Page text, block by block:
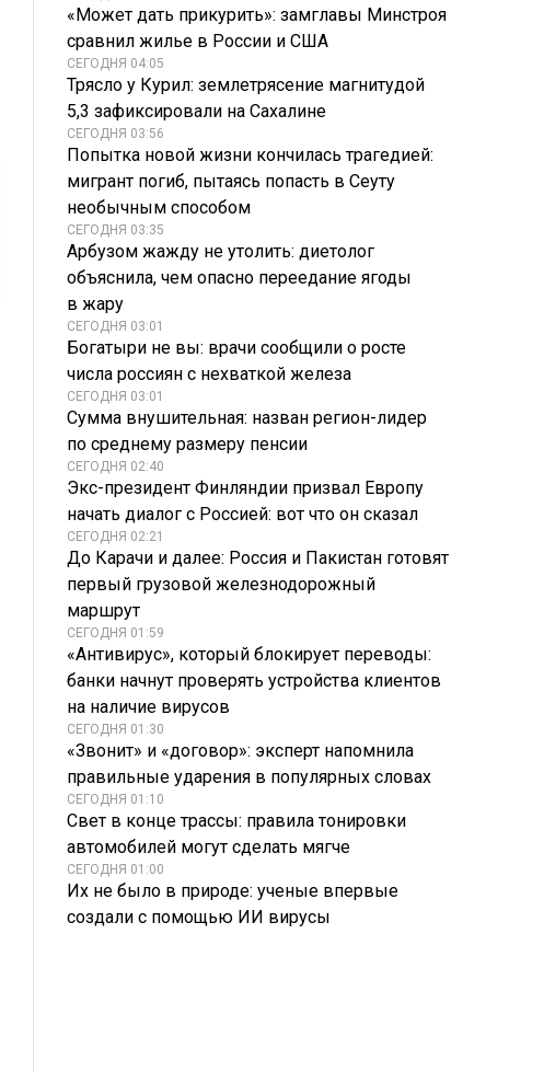
«Может дать прикурить»: замглавы Минстроя
сравнил жилье в России и США
СЕГОДНЯ 04:05
Трясло у Курил: землетрясение магнитудой
5,3 зафиксировали на Сахалине
СЕГОДНЯ 03:56
Попытка новой жизни кончилась трагедией:
мигрант погиб, пытаясь попасть в Сеуту
необычным способом
СЕГОДНЯ 03:35
Арбузом жажду не утолить: диетолог
объяснила, чем опасно переедание ягоды
в жару
СЕГОДНЯ 03:01
Богатыри не вы: врачи сообщили о росте
числа россиян с нехваткой железа
СЕГОДНЯ 03:01
Сумма внушительная: назван регион-лидер
по среднему размеру пенсии
СЕГОДНЯ 02:40
Экс-президент Финляндии призвал Европу
начать диалог с Россией: вот что он сказал
СЕГОДНЯ 02:21
До Карачи и далее: Россия и Пакистан готовят
первый грузовой железнодорожный
маршрут
СЕГОДНЯ 01:59
«Антивирус», который блокирует переводы:
банки начнут проверять устройства клиентов
на наличие вирусов
СЕГОДНЯ 01:30
«Звонит» и «договор»: эксперт напомнила
правильные ударения в популярных словах
СЕГОДНЯ 01:10
Свет в конце трассы: правила тонировки
автомобилей могут сделать мягче
СЕГОДНЯ 01:00
Их не было в природе: ученые впервые
создали с помощью ИИ вирусы